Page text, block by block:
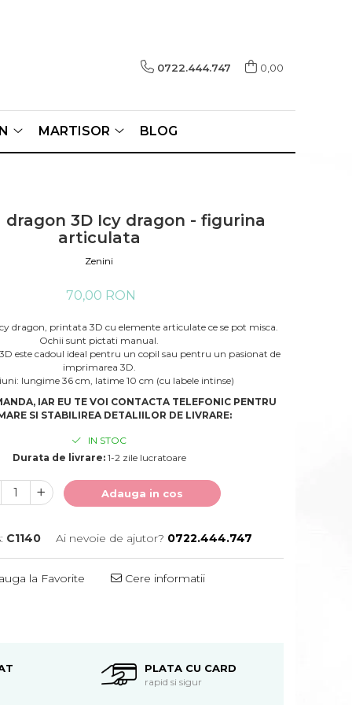
0722.444.747 0,00
MARTISOR BLOG
dragon 3D Icy dragon - figurina
articulata
Zenini
70,00 RON
dragon, printata 3D cu elemente articulate ce se pot misca.
Ochii sunt pictati manual.
este cadoul ideal pentru un copil sau pentru un pasionat de
imprimarea 3D.
lungime 36 cm, latime 10 cm (cu labele intinse)
IAR EU TE VOI CONTACTA TELEFONIC PENTRU
SI STABILIREA DETALIILOR DE LIVRARE:
IN STOC
Durata de livrare:1-2 zile lucratoare
Adauga in cos
C1140 Ai nevoie de ajutor? 0722.444.747
la Favorite Cere informatii
PLATA CU CARD
rapid si sigur